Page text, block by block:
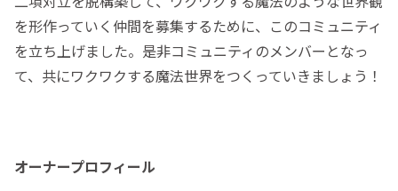
を形作っていく仲間を募集するために、このコミュニティ
を立ち上げました。是非コミュニティのメンバーとなっ
て、共にワクワクする魔法世界をつくっていきましょう！
オーナープロフィール